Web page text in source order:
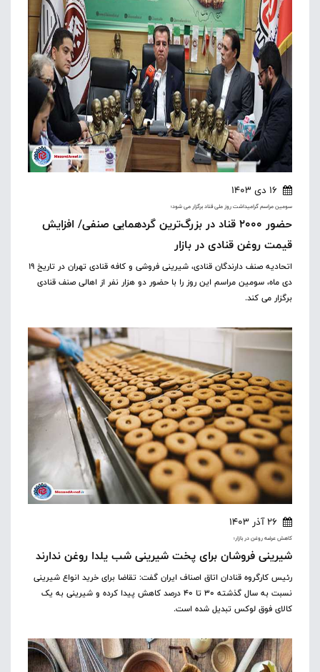
16 دی 1403
سومین مراسم گرامیداشت روز ملی قناد برگزار می شود؛
حضور ۲۰۰۰ قناد در بزرگ‌ترین گردهمایی صنفی/ افزایش
قیمت روغن قنادی در بازار
اتحادیه صنف دارندگان قنادی، شیرینی فروشی و کافه قنادی تهران در تاریخ ۱۹
دی ماه، سومین مراسم این روز را با حضور دو هزار نفر از اهالی صنف قنادی
برگزار می کند.
26 آذر 1403
کاهش عرضه روغن در بازار؛
شیرینی فروشان برای پخت شیرینی شب یلدا روغن ندارند
رئیس کارگروه قنادان اتاق اصناف ایران گفت: تقاضا برای خرید انواع شیرینی
نسبت به سال گذشته ۳۰ تا ۴۰ درصد کاهش پیدا کرده و شیرینی به یک
کالای فوق لوکس تبدیل شده است.